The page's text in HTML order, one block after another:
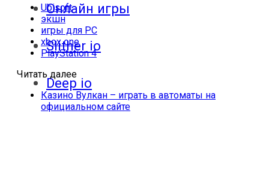
Онлайн игры
Slither io
Deep io
Ubisoft
экшн
игры для PC
xbox one
PlayStation 4
Читать далее
Казино Вулкан – играть в автоматы на
официальном сайте